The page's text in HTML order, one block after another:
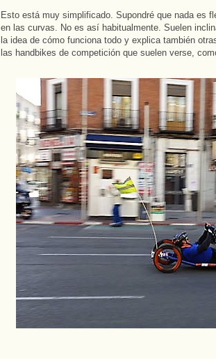
Esto está muy simplificado. Supondré que nada es
en las curvas. No es así habitualmente. Suelen
la idea de cómo funciona todo y explica también
las handbikes de competición que suelen verse,